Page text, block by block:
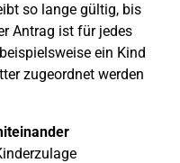
so lange gültig, bis
Antrag ist für jedes
ein Kind
zugeordnet werden